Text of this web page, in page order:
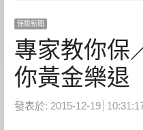
項
目
保險新聞
專家教你保
你黃金樂退
發表於: 2015-12-19